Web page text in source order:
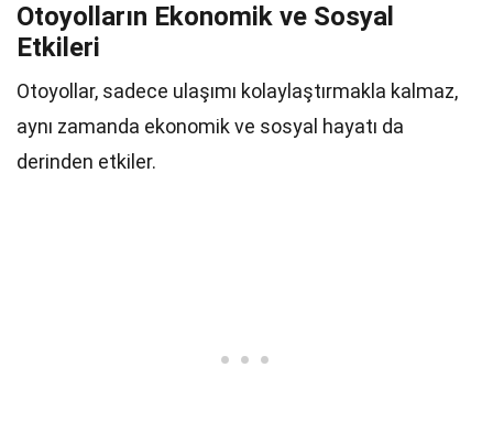
Otoyolların Ekonomik ve Sosyal
Etkileri
Otoyollar, sadece ulaşımı kolaylaştırmakla kalmaz,
aynı zamanda ekonomik ve sosyal hayatı da
derinden etkiler.